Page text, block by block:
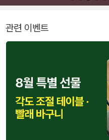
관련 이벤트